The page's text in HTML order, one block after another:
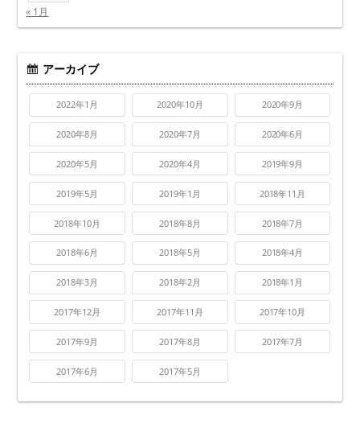
« 1月
アーカイブ
2022年1月 2020年10月 2020年9月
2020年8月 2020年7月 2020年6月
2020年5月 2020年4月 2019年9月
2019年5月 2019年1月 2018年11月
2018年10月 2018年8月 2018年7月
2018年6月 2018年5月 2018年4月
2018年3月 2018年2月 2018年1月
2017年12月 2017年11月 2017年10月
2017年9月 2017年8月 2017年7月
2017年6月 2017年5月